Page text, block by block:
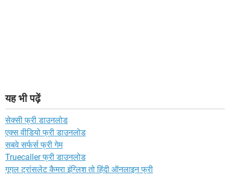
यह भी पढ़ें
सेक्सी फ्री डाउनलोड
एक्स वीडियो फ्री डाउनलोड
सबवे सर्फर्स फ्री गेम
Truecaller फ्री डाउनलोड
गूगल ट्रांसलेट कैमरा इंग्लिश तो हिंदी ऑनलाइन फ्री